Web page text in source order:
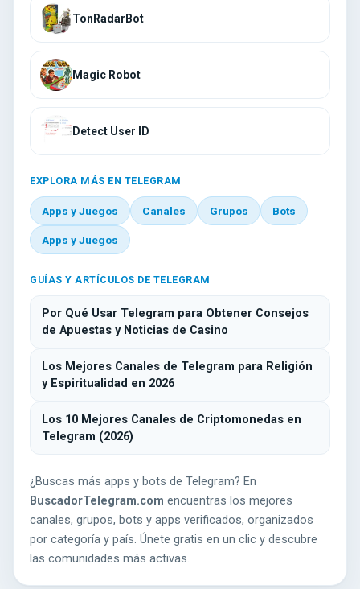
TonRadarBot
Magic Robot
Detect User ID
EXPLORA MÁS EN TELEGRAM
Apps y Juegos Canales Grupos Bots
Apps y Juegos
GUÍAS Y ARTÍCULOS DE TELEGRAM
Por Qué Usar Telegram para Obtener Consejos
de Apuestas y Noticias de Casino
Los Mejores Canales de Telegram para Religión
y Espiritualidad en 2026
Los 10 Mejores Canales de Criptomonedas en
Telegram (2026)
¿Buscas más apps y bots de Telegram? En
BuscadorTelegram.com encuentras los mejores
canales, grupos, bots y apps verificados, organizados
por categoría y país. Únete gratis en un clic y descubre
las comunidades más activas.